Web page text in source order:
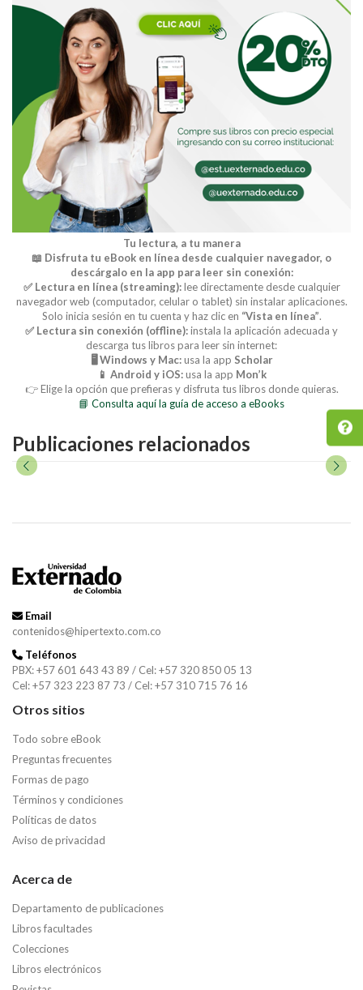
Tu lectura, a tu manera
📖 Disfruta tu eBook en línea desde cualquier navegador, o
descárgalo en la app para leer sin conexión:
✅ Lectura en línea (streaming):lee directamente desde cualquier
navegador web (computador, celular o tablet) sin instalar aplicaciones.
Solo inicia sesión en tu cuenta y haz clic en “Vista en línea”.
✅ Lectura sin conexión (offline):instala la aplicación adecuada y
descarga tus libros para leer sin internet:
🖥️ Windows y Mac:usa la app Scholar
📱 Android y iOS:usa la app Mon’k
👉 Elige la opción que prefieras y disfruta tus libros donde quieras.
📘 Consulta aquí la guía de acceso a eBooks
Publicaciones relacionados
Email
contenidos@hipertexto.com.co
Teléfonos
PBX: +57 601 643 43 89 / Cel: +57 320 850 05 13
Cel: +57 323 223 87 73 / Cel: +57 310 715 76 16
Otros sitios
Todo sobre eBook
Preguntas frecuentes
Formas de pago
Términos y condiciones
Políticas de datos
Aviso de privacidad
Acerca de
Departamento de publicaciones
Libros facultades
Colecciones
Libros electrónicos